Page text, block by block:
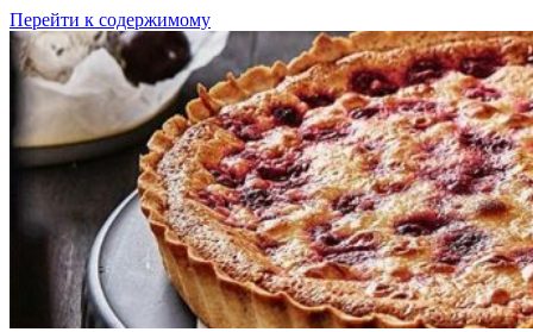
Перейти к содержимому